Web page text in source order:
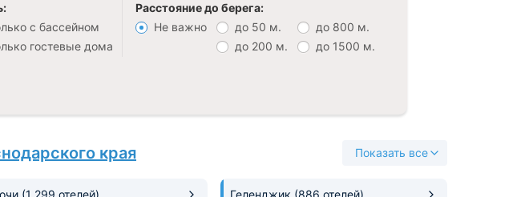
с бассейном
гостевые дома
Расстояние до берега:
Не важно
до 50 м.
до 200 м.
до 800 м.
до 1500 м.
края Показать все
(1 299 отелей) Геленджик (886 отелей)